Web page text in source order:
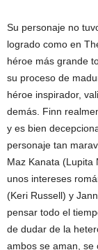
Su personaje no
logrado como en
héroe más grande
su proceso de
héroe inspirador,
demás. Finn
y es bien
personaje tan
Maz Kanata (Lupita
unos intereses
(Keri Russell) y
pensar todo el
de dudar de la
ambos se aman, se